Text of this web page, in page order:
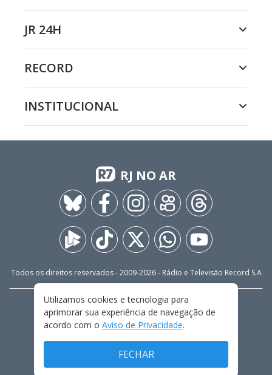
JR 24H
RECORD
INSTITUCIONAL
RJ NO AR
Todos os direitos reservados - 2009-2026- Rádio e Televisão Record S.A
FALE CONOSCO
PRIVACIDADE
TERMOS E CONDIÇÕES DE USO
Utilizamos cookies e tecnologia para
aprimorar sua experiência de navegação de
acordo com o Aviso de Privacidade.
FECHAR